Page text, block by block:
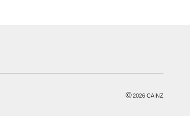
©2026 CAINZ